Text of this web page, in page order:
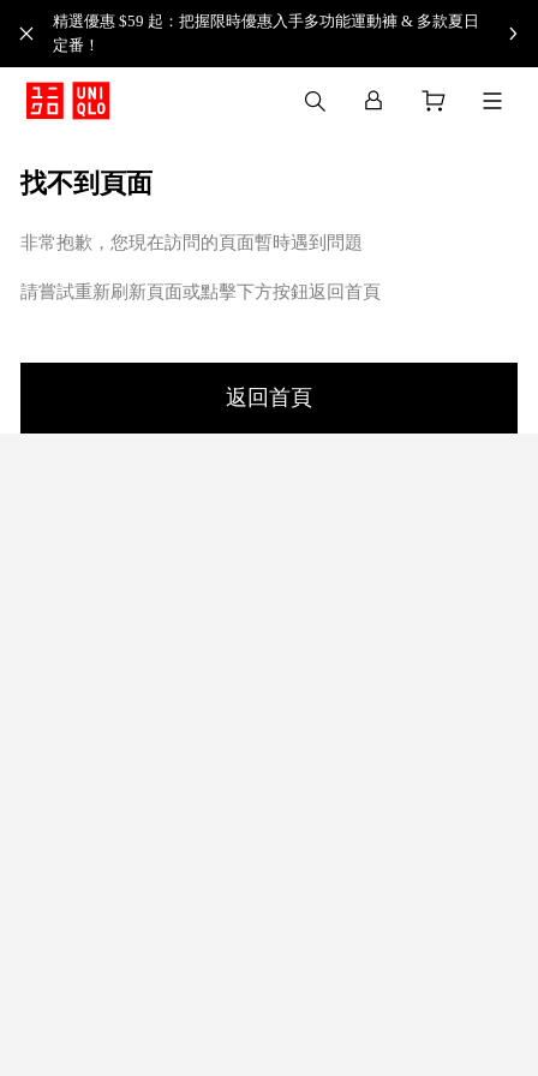
精選優惠 $59 起：把握限時優惠入手多功能運動褲 & 多款夏日
定番！​
找不到頁面
非常抱歉，您現在訪問的頁面暫時遇到問題
請嘗試重新刷新頁面或點擊下方按鈕返回首頁
返回首頁